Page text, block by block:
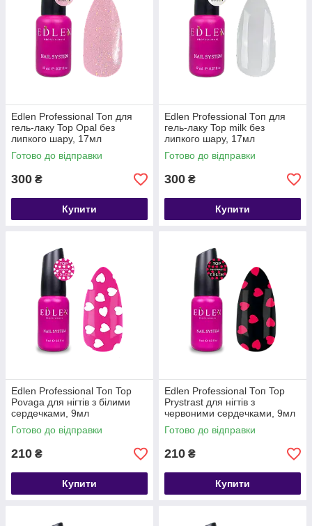
Edlen Professional Топ для
гель-лаку Top Opal без
липкого шару, 17мл
Готово до відправки
300 ₴
Купити
Edlen Professional Топ для
гель-лаку Top milk без
липкого шару, 17мл
Готово до відправки
300 ₴
Купити
Edlen Professional Топ Top
Povaga для нігтів з білими
сердечками, 9мл
Готово до відправки
210 ₴
Купити
Edlen Professional Топ Top
Prystrast для нігтів з
червоними сердечками, 9мл
Готово до відправки
210 ₴
Купити